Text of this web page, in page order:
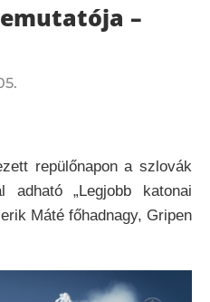
–
repülőnapon a szlovák
adható „Legjobb katonai
Máté főhadnagy, Gripen